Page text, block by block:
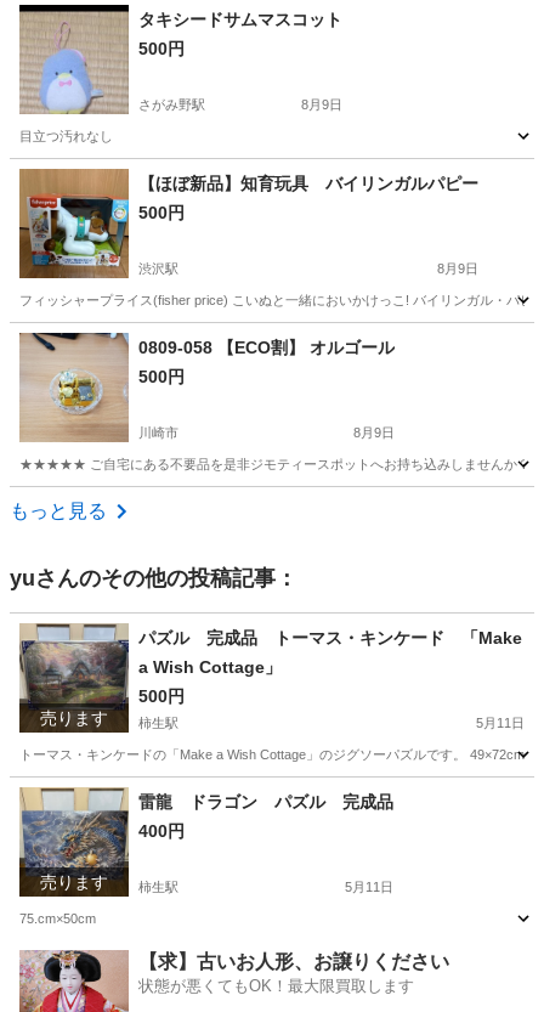
神奈川 綾瀬市 さがみ野駅
タキシードサムマスコット
500円
さがみ野駅 8月9日
目立つ汚れなし
神奈川 綾瀬市 さがみ野駅 おもちゃ マスコット
【ほぼ新品】知育玩具 バイリンガルパピー
500円
渋沢駅 8月9日
フィッシャープライス(fisher price) こいぬと一緒においかけっこ! バイリンガル・パ
神奈川 秦野市 おもちゃ
0809-058 【ECO割】 オルゴール
500円
川崎市 8月9日
★★★★★ ご自宅にある不要品を是非ジモティースポットへお持ち込みしませんか？
神奈川 川崎市
もっと見る
yuさんのその他の投稿記事：
売ります
パズル 完成品 トーマス・キンケード 「Make
a Wish Cottage」
500円
柿生駅 5月11日
トーマス・キンケードの「Make a Wish Cottage」のジグソーパズルです。 49×72cm
神奈川 川崎市 柿生駅 パズル Wish
売ります
雷龍 ドラゴン パズル 完成品
400円
柿生駅 5月11日
75.cm×50cm
神奈川 柿生駅 パズル ドラゴン
【求】古いお人形、お譲りください
状態が悪くてもOK！最大限買取します